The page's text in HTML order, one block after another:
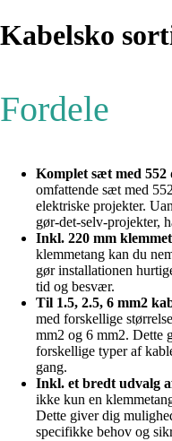
Kabelsko
Fordele
Komplet sæt med 552
omfattende sæt med
elektriske projekter.
gør-det-selv-projekter,
Inkl. 220 mm
klemmetang kan du
gør installationen
tid og besvær.
Til 1.5, 2.5, 6 mm2
med forskellige
mm2 og 6 mm2. Dette
forskellige typer af
gang.
Inkl. et bredt udvalg
ikke kun en
Dette giver dig
specifikke behov og